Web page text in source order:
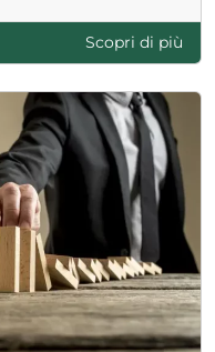
Scopri di più